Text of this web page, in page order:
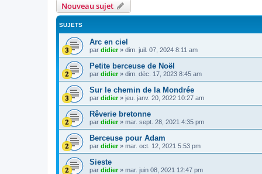
Nouveau sujet
SUJETS
Arc en ciel
par didier» dim. juil. 07, 2024 8:11 am
Petite berceuse de Noël
par didier» dim. déc. 17, 2023 8:45 am
Sur le chemin de la Mondrée
par didier» jeu. janv. 20, 2022 10:27 am
Rêverie bretonne
par didier» mar. sept. 28, 2021 4:35 pm
Berceuse pour Adam
par didier» mar. oct. 12, 2021 5:53 pm
Sieste
par didier» mar. juin 08, 2021 12:47 pm